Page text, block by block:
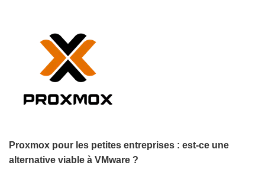
Proxmox pour les petites entreprises : est-ce une
alternative viable à VMware ?